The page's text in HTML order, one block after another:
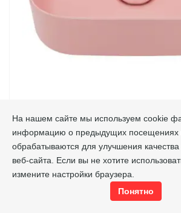
AQM5011 РАКОВИНА НАКЛАДНАЯ
ЦВЕТ РОЗОВЫЙ МАТОВЫЙ.
Код товара
AQUAme
На нашем сайте мы используем cookie
информацию о предыдущих посещениях
обрабатываются для улучшения
веб-сайта. Если вы не хотите
измените настройки браузера.
Понятно